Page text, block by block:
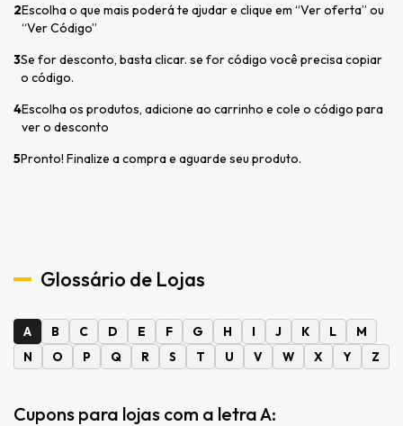
2Escolha o que mais poderá te ajudar e clique em “Ver oferta” ou
“Ver Código”
3Se for desconto, basta clicar. se for código você precisa copiar
o código.
4Escolha os produtos, adicione ao carrinho e cole o código para
ver o desconto
5Pronto! Finalize a compra e aguarde seu produto.
Glossário de Lojas
A B C D E F G H I J K L
M
N
O P Q R S T U V W X Y Z
Cupons para lojas com a letra A: